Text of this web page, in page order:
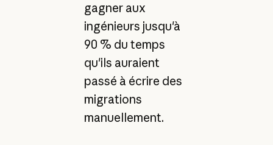
gagner aux
ingénieurs jusqu'à
90 % du temps
qu'ils auraient
passé à écrire des
migrations
manuellement.